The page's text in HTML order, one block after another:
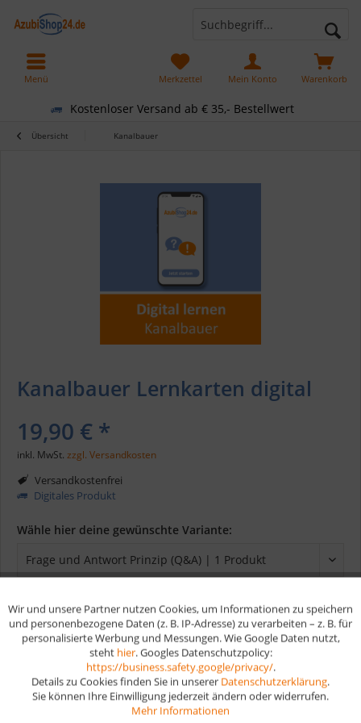
Kostenloser Versand ab € 35,- Bestellwert
Warenkorb
Merkzettel Mein Konto
Menü
Übersicht Kanalbauer
Kanalbauer Lernkarten digital
19,90 € *
inkl. MwSt. zzgl. Versandkosten
Versandkostenfrei
Digitales Produkt
Wähle hier deine gewünschte Variante:
In denWarenkorb
Merken
D334
Funktionale Aktiv
Aktiv
Wir und unsere Partner nutzen Cookies, um Informationen zu speichern
und personenbezogene Daten (z. B. IP-Adresse) zu verarbeiten – z. B. für
personalisierte Werbung und Messungen. Wie Google Daten nutzt,
steht hier. Googles Datenschutzpolicy:
https://business.safety.google/privacy/.
Details zu Cookies finden Sie in unserer Datenschutzerklärung.
Sie können Ihre Einwilligung jederzeit ändern oder widerrufen.
Mehr Informationen